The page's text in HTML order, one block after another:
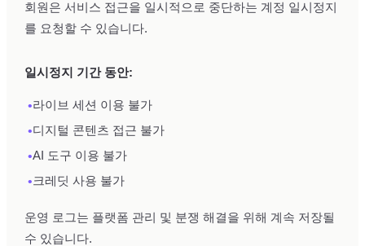
회원은 서비스 접근을 일시적으로 중단하는 계정 일시정지
를 요청할 수 있습니다.
일시정지 기간 동안:
•라이브 세션 이용 불가
•디지털 콘텐츠 접근 불가
•AI 도구 이용 불가
•크레딧 사용 불가
운영 로그는 플랫폼 관리 및 분쟁 해결을 위해 계속 저장될
수 있습니다.